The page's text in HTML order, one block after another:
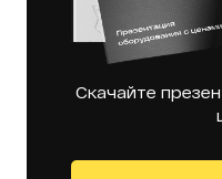
Скачайте